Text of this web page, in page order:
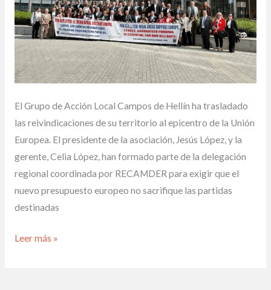
El Grupo de Acción Local Campos de Hellín ha trasladado
las reivindicaciones de su territorio al epicentro de la Unión
Europea. El presidente de la asociación, Jesús López, y la
gerente, Celia López, han formado parte de la delegación
regional coordinada por RECAMDER para exigir que el
nuevo presupuesto europeo no sacrifique las partidas
destinadas
modelo
LEADER
frente
a
los
Leer más »